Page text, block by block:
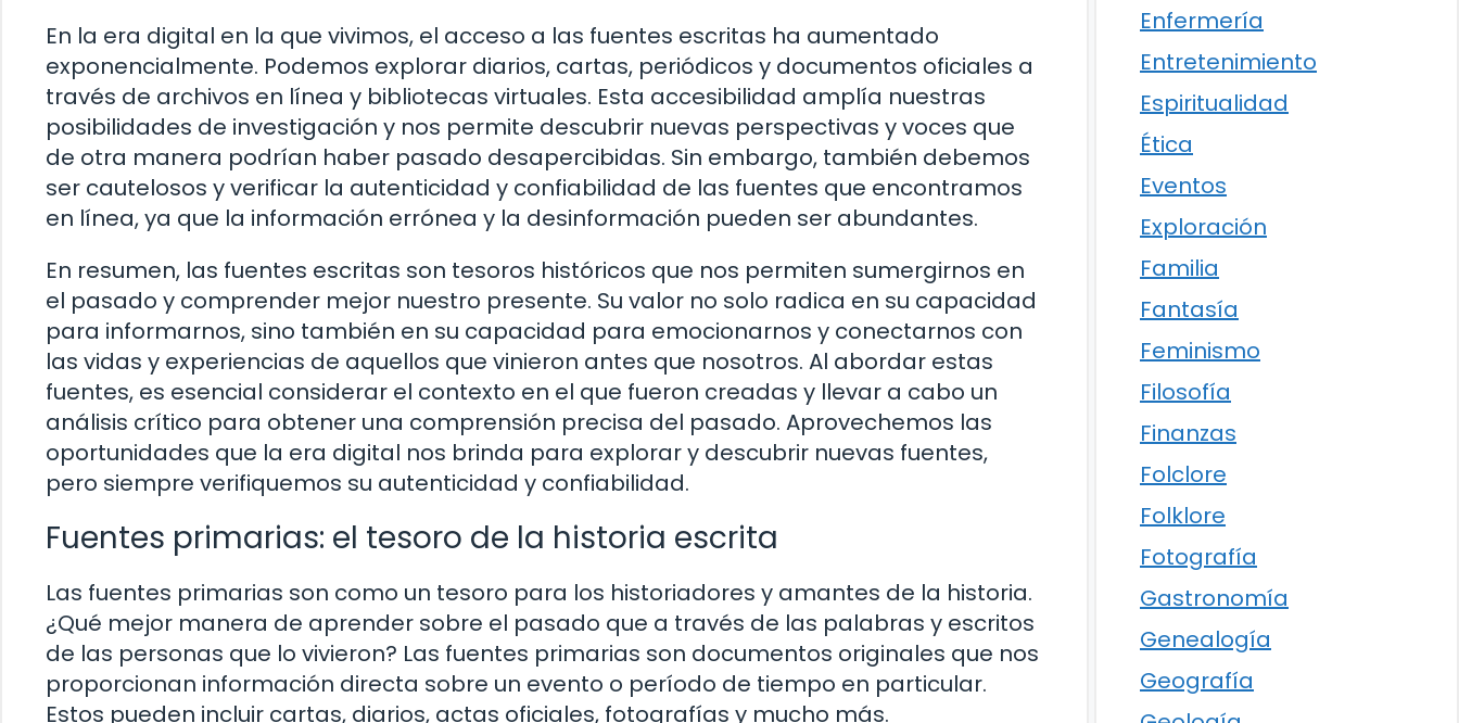
En la era digital en la que vivimos, el acceso a las fuentes escritas ha aumentado
exponencialmente. Podemos explorar diarios, cartas, periódicos y documentos oficiales a
través de archivos en línea y bibliotecas virtuales. Esta accesibilidad amplía nuestras
posibilidades de investigación y nos permite descubrir nuevas perspectivas y voces que
de otra manera podrían haber pasado desapercibidas. Sin embargo, también debemos
ser cautelosos y verificar la autenticidad y confiabilidad de las fuentes que encontramos
en línea, ya que la información errónea y la desinformación pueden ser abundantes.
En resumen, las fuentes escritas son tesoros históricos que nos permiten sumergirnos en
el pasado y comprender mejor nuestro presente. Su valor no solo radica en su capacidad
para informarnos, sino también en su capacidad para emocionarnos y conectarnos con
las vidas y experiencias de aquellos que vinieron antes que nosotros. Al abordar estas
fuentes, es esencial considerar el contexto en el que fueron creadas y llevar a cabo un
análisis crítico para obtener una comprensión precisa del pasado. Aprovechemos las
oportunidades que la era digital nos brinda para explorar y descubrir nuevas fuentes,
pero siempre verifiquemos su autenticidad y confiabilidad.
Fuentes primarias: el tesoro de la historia escrita
Las fuentes primarias son como un tesoro para los historiadores y amantes de la historia.
¿Qué mejor manera de aprender sobre el pasado que a través de las palabras y escritos
de las personas que lo vivieron? Las fuentes primarias son documentos originales que nos
proporcionan información directa sobre un evento o período de tiempo en particular.
Estos pueden incluir cartas, diarios, actas oficiales, fotografías y mucho más.
Enfermería
Entretenimiento
Espiritualidad
Ética
Eventos
Exploración
Familia
Fantasía
Feminismo
Filosofía
Finanzas
Folclore
Folklore
Fotografía
Gastronomía
Genealogía
Geografía